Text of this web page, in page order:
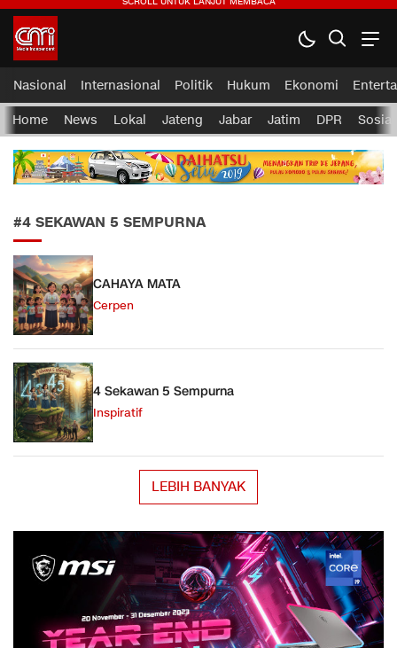
CMI News
Berani, Integritas dan Loyalitas
Nasional Internasional Politik Hukum Ekonomi
Home News Lokal Jateng Jabar Jatim DPR Sosial
#4 SEKAWAN 5 SEMPURNA
CAHAYA MATA
Cerpen
4 Sekawan 5 Sempurna
Inspiratif
LEBIH BANYAK